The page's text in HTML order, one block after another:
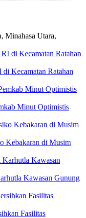
Minahasa Utara,
Kecamatan Ratahan
Minut Optimistis
Kebakaran di Musim
Kawasan Gunung
Fasilitas